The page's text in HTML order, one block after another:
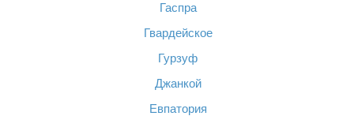
Гаспра
Гвардейское
Гурзуф
Джанкой
Евпатория